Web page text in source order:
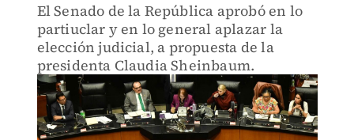
El Senado de la República aprobó en lo
partiuclar y en lo general aplazar la
elección judicial, a propuesta de la
presidenta Claudia Sheinbaum.